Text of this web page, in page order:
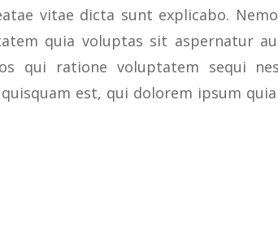
vitae dicta sunt explicabo.
quia voluptas sit aspernatur
qui ratione voluptatem sequi
est, qui dolorem ipsum